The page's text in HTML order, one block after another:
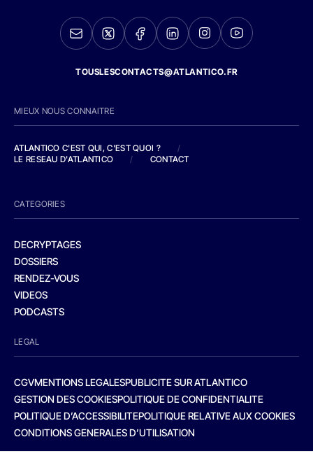
TOUSLESCONTACTS@ATLANTICO.FR
MIEUX NOUS CONNAITRE
ATLANTICO C'EST QUI, C'EST QUOI ?
/
LE RESEAU D'ATLANTICO
/ CONTACT
CATEGORIES
DECRYPTAGES
DOSSIERS
RENDEZ-VOUS
VIDEOS
PODCASTS
LEGAL
CGVMENTIONS LEGALESPUBLICITE SUR ATLANTICO
GESTION DES COOKIESPOLITIQUE DE CONFIDENTIALITE
POLITIQUE D’ACCESSIBILITEPOLITIQUE RELATIVE AUX COOKIES
CONDITIONS GENERALES D’UTILISATION